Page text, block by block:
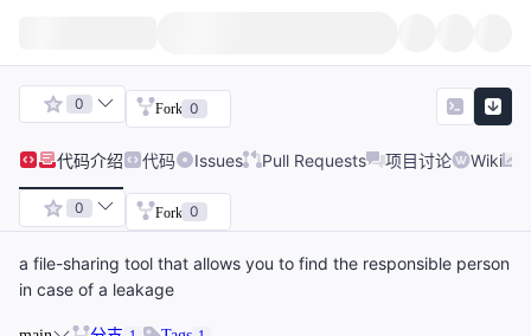
0 Fork 0
代码介绍 代码 Issues Pull Requests 项目讨论 Wiki
0 Fork 0
a file-sharing tool that allows you to find the responsible person
in case of a leakage